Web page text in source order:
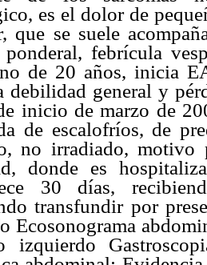
es el dolor de
que se suele
ponderal, febrícula
de 20 años, inicia
debilidad general y
inicio de marzo de
de escalofríos, de
no irradiado,
donde es
30 días,
transfundir por
Ecosonograma
izquierdo